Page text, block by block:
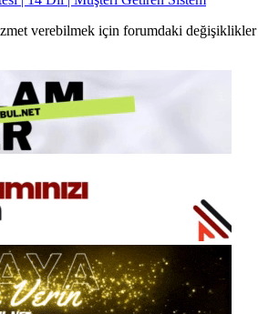
verebilmek için forumdaki değişiklikler